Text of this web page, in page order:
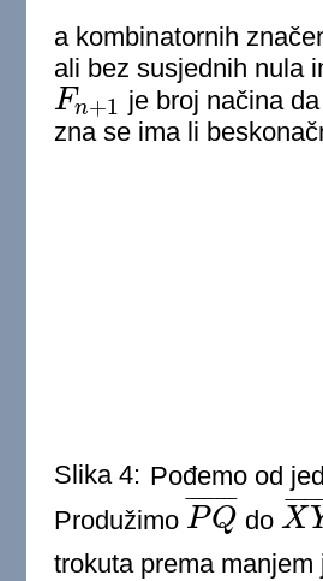
a kombinatornih
ali bez susjednih nula
Fn+1
Fn+1 je broj načina
zna se ima li
Slika 4: Pođemo od
Produžimo PQ
¯ ¯
¯¯¯¯¯¯
PQ ¯ do X
¯¯¯¯¯
XY¯
trokuta prema manjem